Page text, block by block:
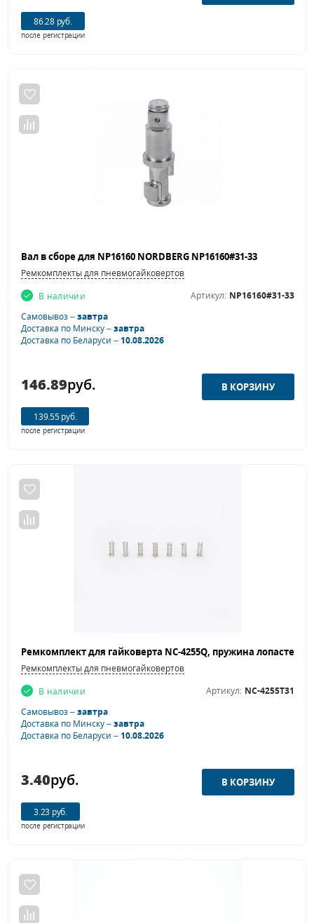
86.28 руб.
после регистрации
Вал в сборе для NP16160 NORDBERG NP16160#31-33
Ремкомплекты для пневмогайковертов
В наличии
Артикул: NP16160#31-33
Самовывоз –завтра
Доставка по Минску –завтра
Доставка по Беларуси –10.08.2026
146.89руб.
139.55 руб.
после регистрации
Ремкомплекты для пневмогайковертов
В наличии
Артикул: NC-4255T31
Самовывоз –завтра
Доставка по Минску –завтра
Доставка по Беларуси –10.08.2026
3.40руб.
3.23 руб.
после регистрации